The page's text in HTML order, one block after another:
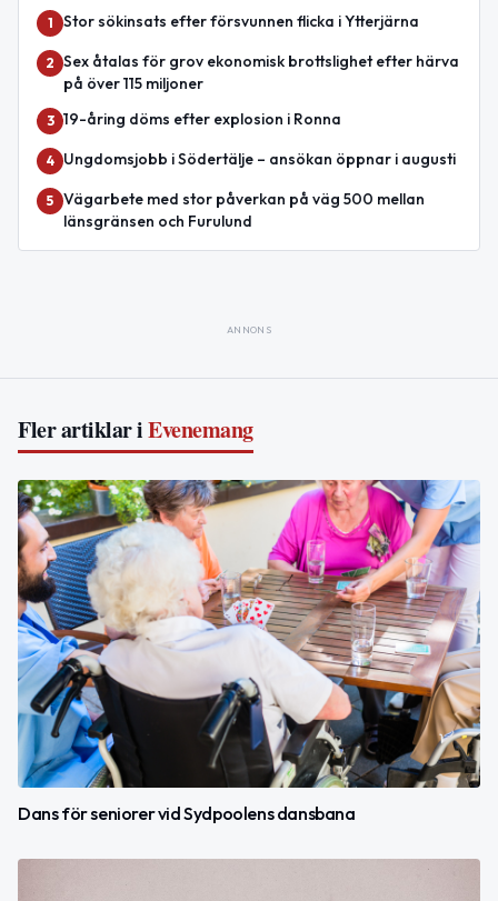
1 Stor sökinsats efter försvunnen flicka i Ytterjärna
2 Sex åtalas för grov ekonomisk brottslighet efter härva
på över 115 miljoner
3 19-åring döms efter explosion i Ronna
4 Ungdomsjobb i Södertälje – ansökan öppnar i augusti
5 Vägarbete med stor påverkan på väg 500 mellan
länsgränsen och Furulund
ANNONS
Fler artiklar iEvenemang
Dans för seniorer vid Sydpoolens dansbana